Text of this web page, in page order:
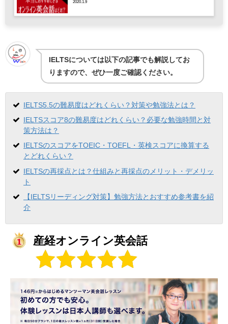
2020.1.9
IELTSについては以下の記事でも解説してお
りますので、ぜひ一度ご確認ください。
IELTS5.5の難易度はどれくらい？対策や勉強法とは？
IELTSスコア8の難易度はどれくらい？必要な勉強時間と対
策方法は？
IELTSのスコアをTOEIC・TOEFL・英検スコアに換算する
とどれくらい？
IELTSの再採点とは？仕組みと再採点のメリット・デメリッ
ト
【IELTSリーディング対策】勉強方法とおすすめ参考書を紹
介
産経オンライン英会話